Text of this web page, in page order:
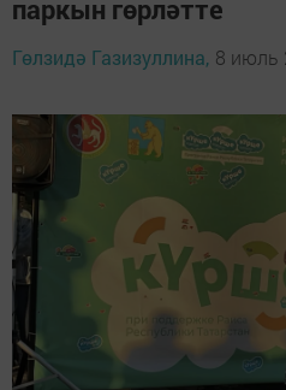
паркын гөрләтте
Гөлзидә Газизуллина, 8 июль